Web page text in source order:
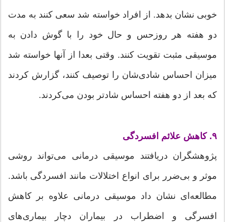
خوبی نشان بدهد. از افراد خواسته شد سعی کنند به مدت
دو هفته هر روزحس و حال خود را با گوش دادن به
موسیقی مثبت تقویت کنند. وقتی بعدا از آنها خواسته شد
میزان احساس شادی‌شان را توصیف کنند، گزارش کردند
که بعد از دو هفته احساس شادتر بودن می‌کردند.
۹. کاهش علائم افسردگی
پژوهشگران دریافتند موسیقی درمانی می‌تواند روشی
موثر و بی‌ضرر برای انواع اختلالات مانند افسردگی باشد.
مطالعه‌ای نشان داد موسیقی درمانی علاوه بر کاهش
افسرگی و اضطراب در بیماران دچار بیماری‌های